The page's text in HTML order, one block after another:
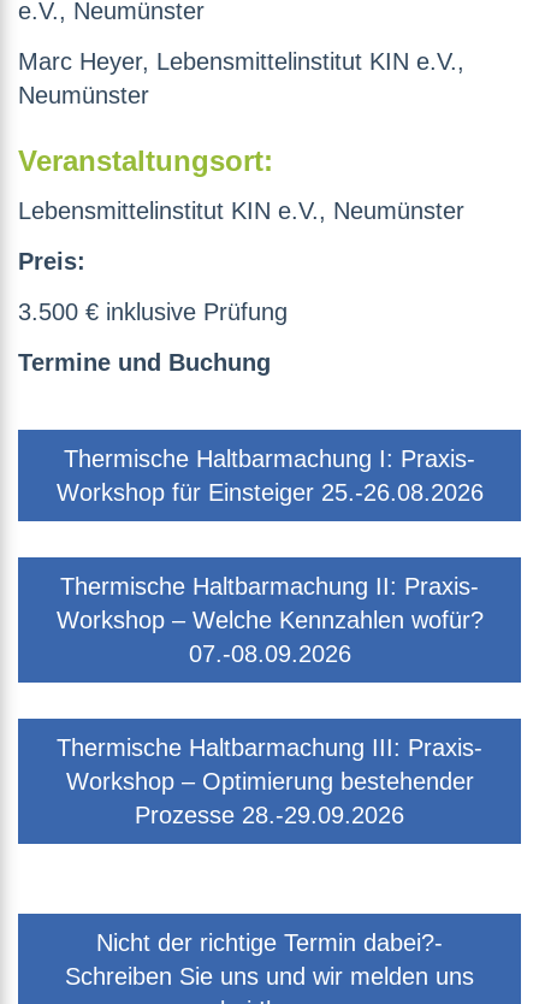
e.V., Neumünster
Marc Heyer, Lebensmittelinstitut KIN e.V.,
Neumünster
Veranstaltungsort:
Lebensmittelinstitut KIN e.V., Neumünster
Preis:
3.500 € inklusive Prüfung
Termine und Buchung
Thermische Haltbarmachung I: Praxis-
Workshop für Einsteiger 25.-26.08.2026
Thermische Haltbarmachung II: Praxis-
Workshop – Welche Kennzahlen wofür?
07.-08.09.2026
Thermische Haltbarmachung III: Praxis-
Workshop – Optimierung bestehender
Prozesse 28.-29.09.2026
Nicht der richtige Termin dabei?-
Schreiben Sie uns und wir melden uns